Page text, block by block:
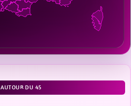
AUTOUR DU 45